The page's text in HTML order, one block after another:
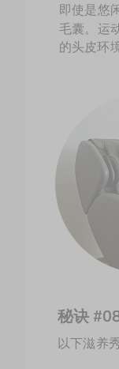
以下滋养
即使是悠
毛囊。运
的头皮环